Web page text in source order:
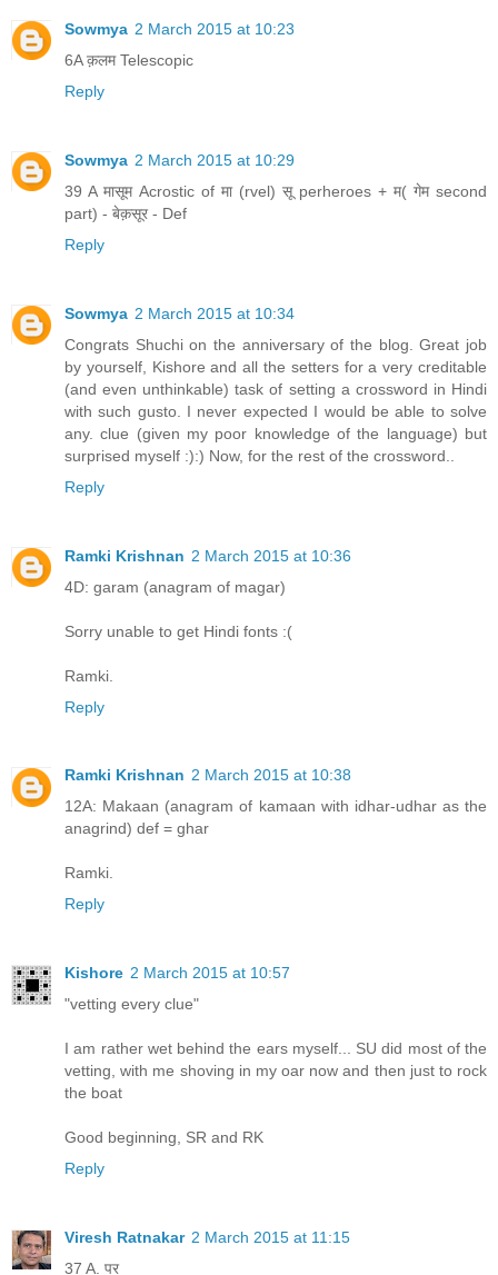
Sowmya 2 March 2015 at 10:23
6A क़लम Telescopic
Reply
Sowmya 2 March 2015 at 10:29
39 A मासूम Acrostic of मा (rvel) सू perheroes + म( गेम second
part) - बेक़सूर - Def
Reply
Sowmya 2 March 2015 at 10:34
Congrats Shuchi on the anniversary of the blog. Great job
by yourself, Kishore and all the setters for a very creditable
(and even unthinkable) task of setting a crossword in Hindi
with such gusto. I never expected I would be able to solve
any. clue (given my poor knowledge of the language) but
surprised myself :):) Now, for the rest of the crossword..
Reply
Ramki Krishnan 2 March 2015 at 10:36
4D: garam (anagram of magar)
Sorry unable to get Hindi fonts :(
Ramki.
Reply
Ramki Krishnan 2 March 2015 at 10:38
12A: Makaan (anagram of kamaan with idhar-udhar as the
anagrind) def = ghar
Ramki.
Reply
Kishore 2 March 2015 at 10:57
"vetting every clue"
I am rather wet behind the ears myself... SU did most of the
vetting, with me shoving in my oar now and then just to rock
the boat
Good beginning, SR and RK
Reply
Viresh Ratnakar 2 March 2015 at 11:15
37 A. पर